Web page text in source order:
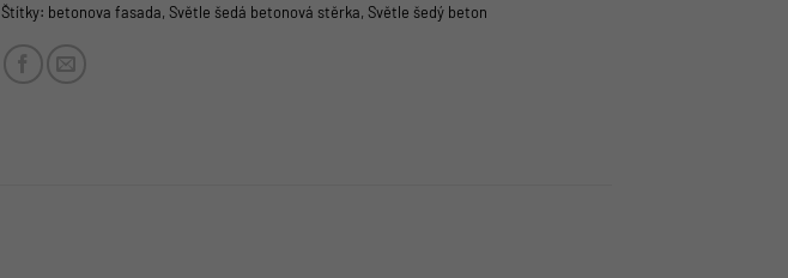
Štítky: betonova fasada, Světle šedá betonová stěrka, Světle šedý beton